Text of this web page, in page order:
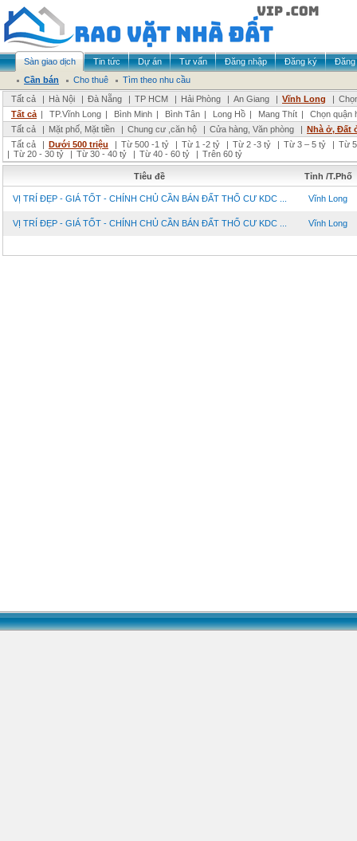
Sàn giao dịch Tin tức Dự án Tư vấn Đăng nhập Đăng ký
Đăng
Cần bán
Cho thuê
Tìm theo nhu cầu
Tất cả
| Hà Nội | Đà Nẵng | TP HCM | Hải Phòng | An Giang | Vĩnh Long |
Tất cả | TP.Vĩnh Long | Bình Minh | Bình Tân | Long Hồ | Mang Thít |
Chọn quận
Tất cả
| Mặt phố, Mặt tiền | Chung cư ,căn hộ | Cửa hàng, Văn phòng | Nhà ở, Đất
Tất cả
| Dưới 500 triệu | Từ 500 -1 tỷ | Từ 1 -2 tỷ | Từ 2 -3 tỷ | Từ 3 – 5 tỷ | Từ
| Từ 20 - 30 tỷ | Từ 30 - 40 tỷ | Từ 40 - 60 tỷ | Trên 60 tỷ
Tiêu đề Tỉnh /T.Phố
VỊ TRÍ ĐẸP - GIÁ TỐT - CHÍNH CHỦ CẦN BÁN ĐẤT THỔ CƯ KDC ... Vĩnh Long
VỊ TRÍ ĐẸP - GIÁ TỐT - CHÍNH CHỦ CẦN BÁN ĐẤT THỔ CƯ KDC ... Vĩnh Long